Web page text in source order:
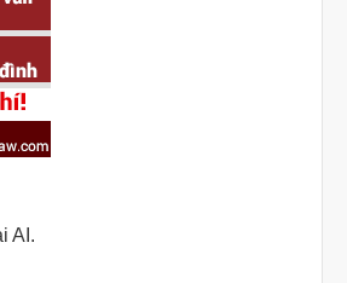
AI.